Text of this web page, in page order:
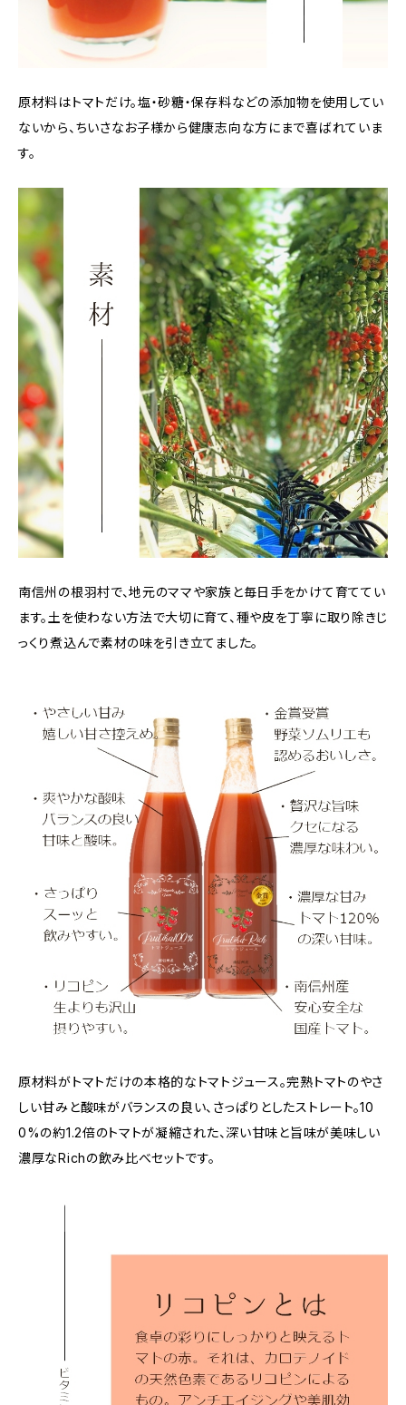
原材料はトマトだけ。塩・砂糖・保存料などの添加物を使用してい
ないから、ちいさなお子様から健康志向な方にまで喜ばれていま
す。
南信州の根羽村で、地元のママや家族と毎日手をかけて育ててい
ます。土を使わない方法で大切に育て、種や皮を丁寧に取り除きじ
っくり煮込んで素材の味を引き立てました。
原材料がトマトだけの本格的なトマトジュース。完熟トマトのやさ
しい甘みと酸味がバランスの良い、さっぱりとしたストレート。10
0%の約1.2倍のトマトが凝縮された、深い甘味と旨味が美味しい
濃厚なRichの飲み比べセットです。